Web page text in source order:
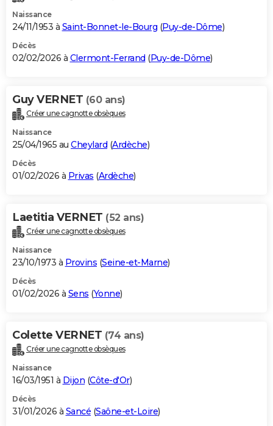
Naissance
24/11/1953 à Saint-Bonnet-le-Bourg (Puy-de-Dôme)
Décès
02/02/2026 à Clermont-Ferrand (Puy-de-Dôme)
Guy VERNET (60 ans)
Créer une cagnotte obsèques
Naissance
25/04/1965 au Cheylard (Ardèche)
Décès
01/02/2026 à Privas (Ardèche)
Laetitia VERNET (52 ans)
Créer une cagnotte obsèques
Naissance
23/10/1973 à Provins (Seine-et-Marne)
Décès
01/02/2026 à Sens (Yonne)
Colette VERNET (74 ans)
Créer une cagnotte obsèques
Naissance
16/03/1951 à Dijon (Côte-d'Or)
Décès
31/01/2026 à Sancé (Saône-et-Loire)